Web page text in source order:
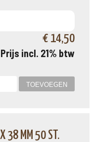
€ 14,50
Prijs incl. 21% btw
38 MM 50 ST.